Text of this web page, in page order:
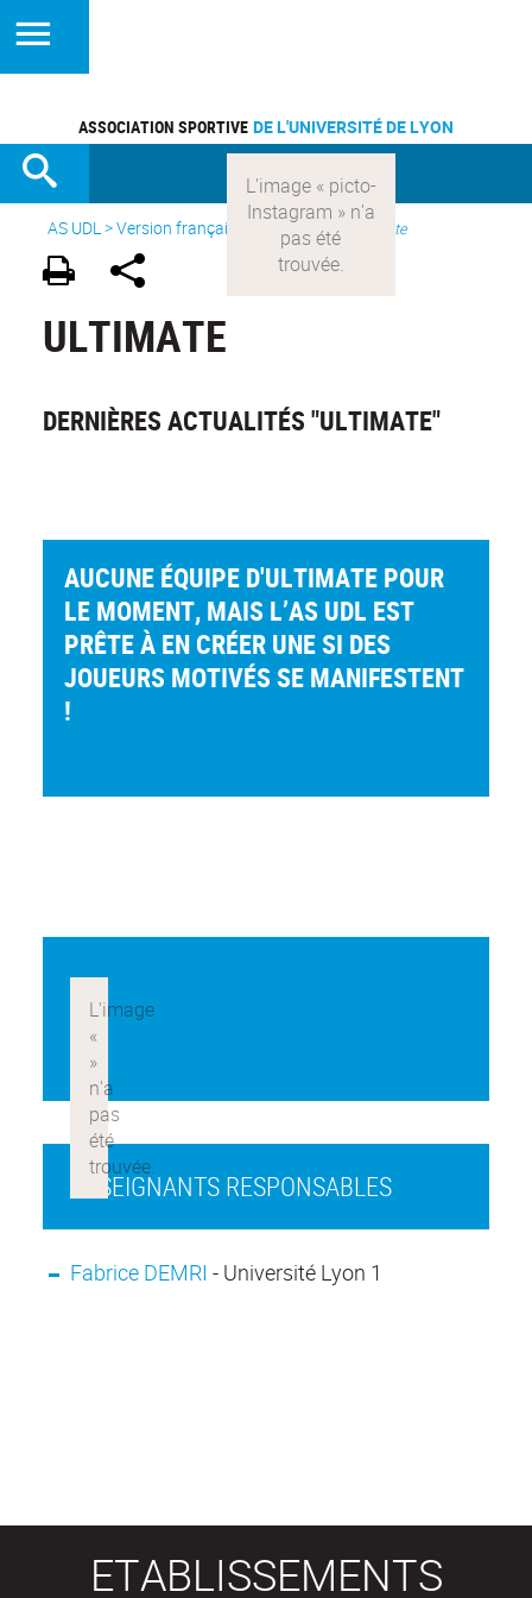
ASSOCIATION SPORTIVE DE L'UNIVERSITÉ DE LYON
AS UDL>Version française > Les sports > Ultimate
ULTIMATE
DERNIÈRES ACTUALITÉS "ULTIMATE"
AUCUNE ÉQUIPE D'ULTIMATE POUR
LE MOMENT, MAIS L’AS UDL EST
PRÊTE À EN CRÉER UNE SI DES
JOUEURS MOTIVÉS SE MANIFESTENT
!
ENSEIGNANTS RESPONSABLES
Fabrice DEMRI - Université Lyon 1
ETABLISSEMENTS